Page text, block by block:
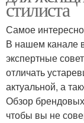
стилиста
Самое
В нашем канале
экспертные
отличать
актуальной, а
Обзор
чтобы вы не